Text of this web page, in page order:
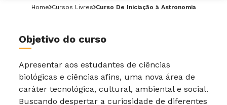
Home Cursos Livres Curso De Iniciação à Astronomia
Objetivo do curso
Apresentar aos estudantes de ciências
biológicas e ciências afins, uma nova área de
caráter tecnológica, cultural, ambiental e social.
Buscando despertar a curiosidade de diferentes